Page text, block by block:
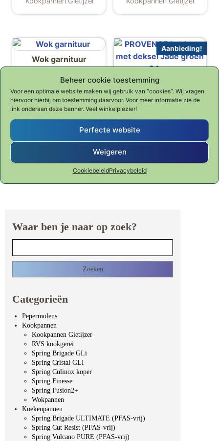
Beheer cookie toestemming
Voor een optimale website maken wij gebruik van “cookies”. Wij vragen
hiervoor hierbij om toestemming daarvoor. Voor meer informatie zie de
link onderaan deze banner. Veel winkelplezier!
Perfecte website
Weigeren
CookiebeleidPrivacybeleid
Dit product
Wok garnituur
Kookpannen
Gietijzer,Wokpannen
Aanbieding!
PROVENCE kookpan
met deksel Jade groen
24cm
€192.80 Oorspronkelijke
€149.00Huidige
Kookpannen Gietijzer
Waar ben je naar op zoek?
Categorieën
Pepermolens
Kookpannen
Kookpannen Gietijzer
RVS kookgerei
Spring Brigade GLi
Spring Cristal GLI
Spring Culinox koper
Spring Finesse
Spring Fusion2+
Wokpannen
Koekenpannen
Spring Brigade ULTIMATE (PFAS-vrij)
Spring Cut Resist (PFAS-vrij)
Spring Vulcano PURE (PFAS-vrij)